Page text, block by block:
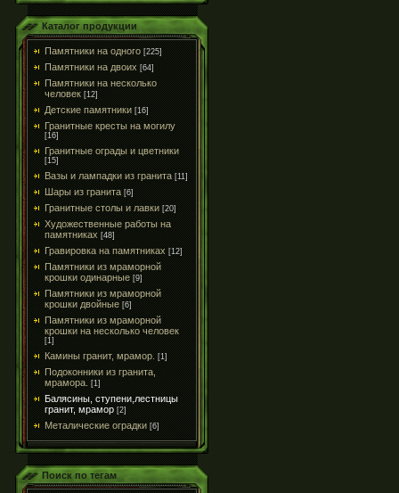
Каталог продукции
Памятники на одного [225]
Памятники на двоих [64]
Памятники на несколько
человек [12]
Детские памятники [16]
Гранитные кресты на могилу
[16]
Гранитные ограды и цветники
[15]
Вазы и лампадки из гранита [11]
Шары из гранита [6]
Гранитные столы и лавки [20]
Художественные работы на
памятниках [48]
Гравировка на памятниках [12]
Памятники из мраморной
крошки одинарные [9]
Памятники из мраморной
крошки двойные [6]
Памятники из мраморной
крошки на несколько человек
[1]
Камины гранит, мрамор. [1]
Подоконники из гранита,
мрамора. [1]
Балясины, ступени,лестницы
гранит, мрамор [2]
Металические оградки [6]
Поиск по тегам